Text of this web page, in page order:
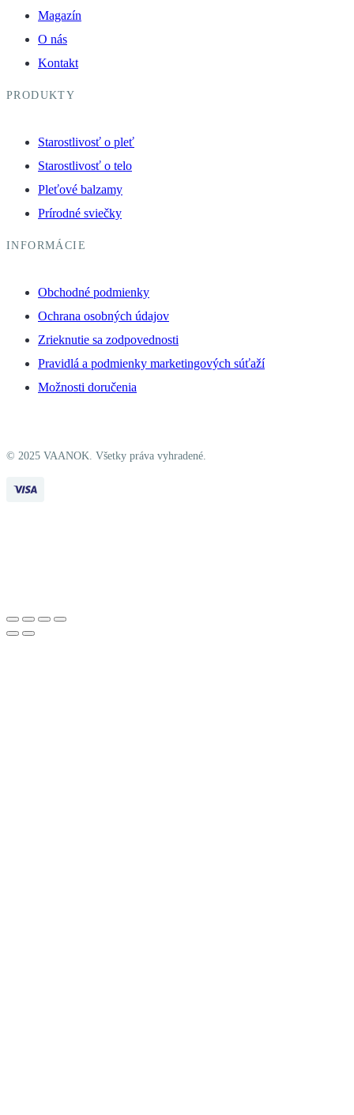
Magazín
O nás
Kontakt
PRODUKTY
Starostlivosť o pleť
Starostlivosť o telo
Pleťové balzamy
Prírodné sviečky
INFORMÁCIE
Obchodné podmienky
Ochrana osobných údajov
Zrieknutie sa zodpovednosti
Pravidlá a podmienky marketingových súťaží
Možnosti doručenia
© 2025 VAANOK. Všetky práva vyhradené.